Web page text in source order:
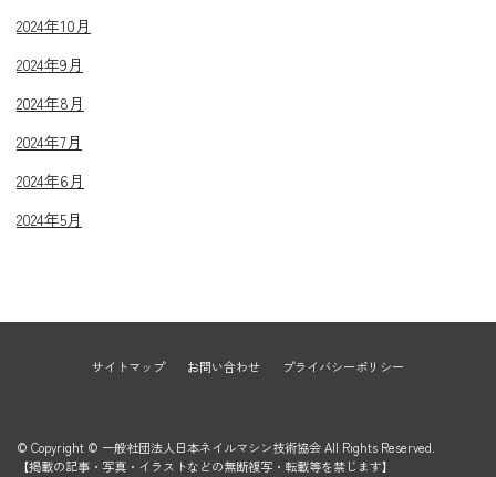
2024年10月
2024年9月
2024年8月
2024年7月
2024年6月
2024年5月
サイトマップ お問い合わせ プライバシーポリシー
© Copyright © 一般社団法人日本ネイルマシン技術協会 All Rights Reserved.
【掲載の記事・写真・イラストなどの無断複写・転載等を禁じます】